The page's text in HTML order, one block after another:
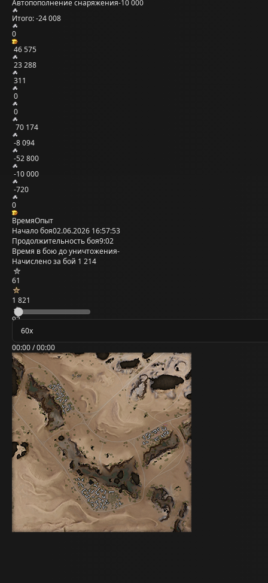
Автопополнение снаряжения-10 000
Итого:-24 008
0
46 575
23 288
311
0
0
70 174
-8 094
-52 800
-10 000
-720
0
ВремяОпыт
Начало боя02.06.2026 16:57:53
Продолжительность боя9:02
Время в бою до уничтожения-
Начислено за бой 1 214
61
1 821
92
00:00 / 00:00